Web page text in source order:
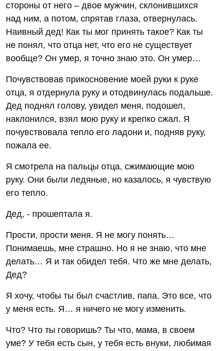
стороны от него – двое мужчин, склонившихся
над ним, а потом, спрятав глаза, отвернулась.
Наивный дед! Как ты мог принять такое? Как ты
не понял, что отца нет, что его не существует
вообще? Он умер, я точно знаю это. Он умер…
Почувствовав прикосновение моей руки к руке
отца, я отдернула руку и отодвинулась подальше.
Дед поднял голову, увидел меня, подошел,
наклонился, взял мою руку и крепко сжал. Я
почувствовала тепло его ладони и, подняв руку,
пожала ее.
Я смотрела на пальцы отца, сжимающие мою
руку. Они были ледяные, но казалось, я чувствую
его тепло.
Дед, - прошептала я.
Прости, прости меня. Я не могу понять…
Понимаешь, мне страшно. Но я не знаю, что мне
делать… Я и так обидел тебя. Что же мне делать,
Дед?
Я хочу, чтобы ты был счастлив, папа. Это все, что
у меня есть. Я… я ничего не могу изменить.
Что? Что ты говоришь? Ты что, мама, в своем
уме? У тебя есть сын, у тебя есть внуки, любимая